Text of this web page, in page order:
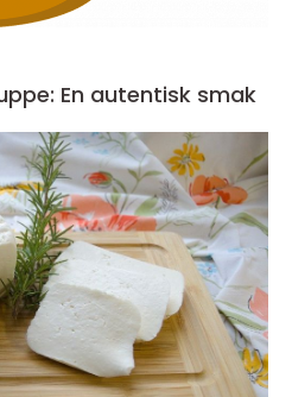
En autentisk smak